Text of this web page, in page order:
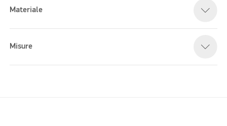
Materiale
Misure